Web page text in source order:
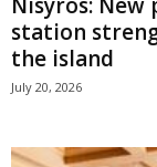
station
the island
July 20, 2026